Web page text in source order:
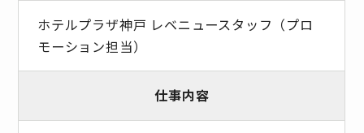
ホテルプラザ神戸 レベニュースタッフ（プロ
モーション担当）
仕事内容